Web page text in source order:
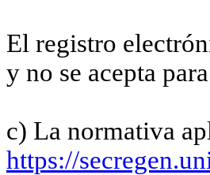
El registro
y no se acepta
c) La normativa
https://